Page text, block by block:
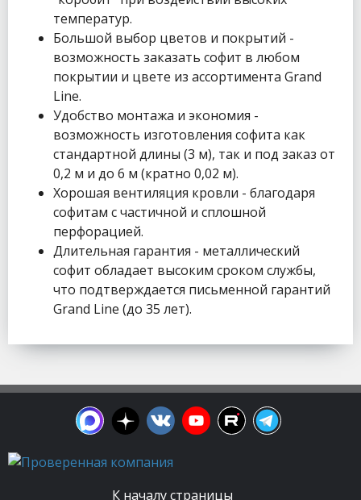
температур.
Большой выбор цветов и покрытий -
возможность заказать софит в любом
покрытии и цвете из ассортимента Grand
Line.
Удобство монтажа и экономия -
возможность изготовления софита как
стандартной длины (3 м), так и под заказ от
0,2 м и до 6 м (кратно 0,02 м).
Хорошая вентиляция кровли - благодаря
софитам с частичной и сплошной
перфорацией.
Длительная гарантия - металлический
софит обладает высоким сроком службы,
что подтверждается письменной гарантий
Grand Line (до 35 лет).
К началу страницы